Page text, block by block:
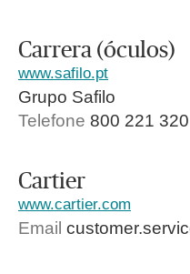
Carrera (óculos)
www.safilo.pt
Grupo Safilo
Telefone 800 221 320
Cartier
www.cartier.com
Email